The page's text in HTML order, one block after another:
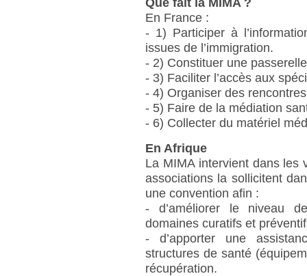
En France :
- 1) Participer à
issues de l’immigration.
- 2) Constituer une
- 3) Faciliter l’accès aux
- 4) Organiser des
- 5) Faire de la médiation
- 6) Collecter du matériel
En Afrique
La MIMA intervient dans les
associations la sollicitent
une convention afin :
- d’améliorer le niveau
domaines curatifs et
- d’apporter une
structures de santé
récupération.